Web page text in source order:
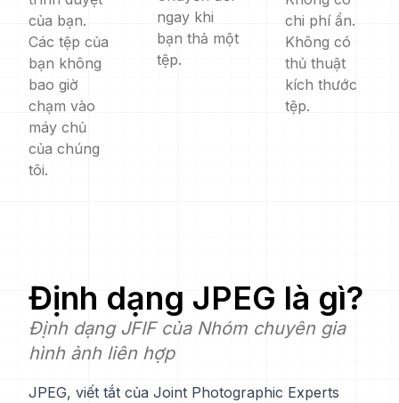
của bạn.
Các tệp của
bạn không
bao giờ
chạm vào
máy chủ
của chúng
tôi.
ngay khi
bạn thả một
tệp.
chi phí ẩn.
Không có
thủ thuật
kích thước
tệp.
Định dạng JPEG là gì?
Định dạng JFIF của Nhóm chuyên gia
hình ảnh liên hợp
JPEG, viết tắt của Joint Photographic Experts